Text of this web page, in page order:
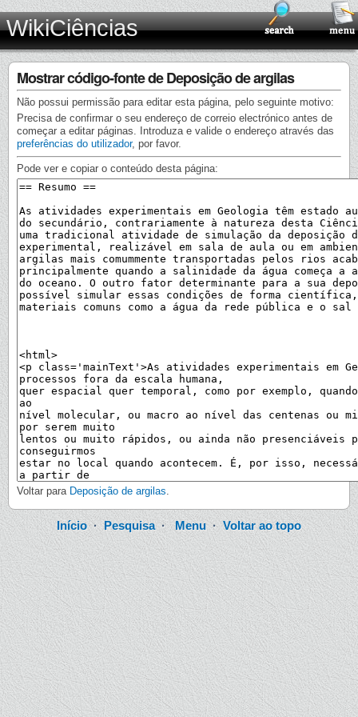
WikiCiências
Mostrar código-fonte de Deposição de argilas
Não possui permissão para editar esta página, pelo seguinte motivo:
Precisa de confirmar o seu endereço de correio electrónico antes de
começar a editar páginas. Introduza e valide o endereço através das
preferências do utilizador, por favor.
Pode ver e copiar o conteúdo desta página:
Voltar para Deposição de argilas.
Início·Pesquisa·Menu· Voltar ao topo